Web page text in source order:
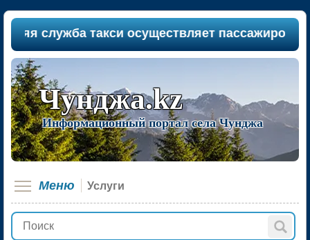
служба такси осуществляет
Чунджа.kz
Информационный портал села Чунджа
Меню Услуги